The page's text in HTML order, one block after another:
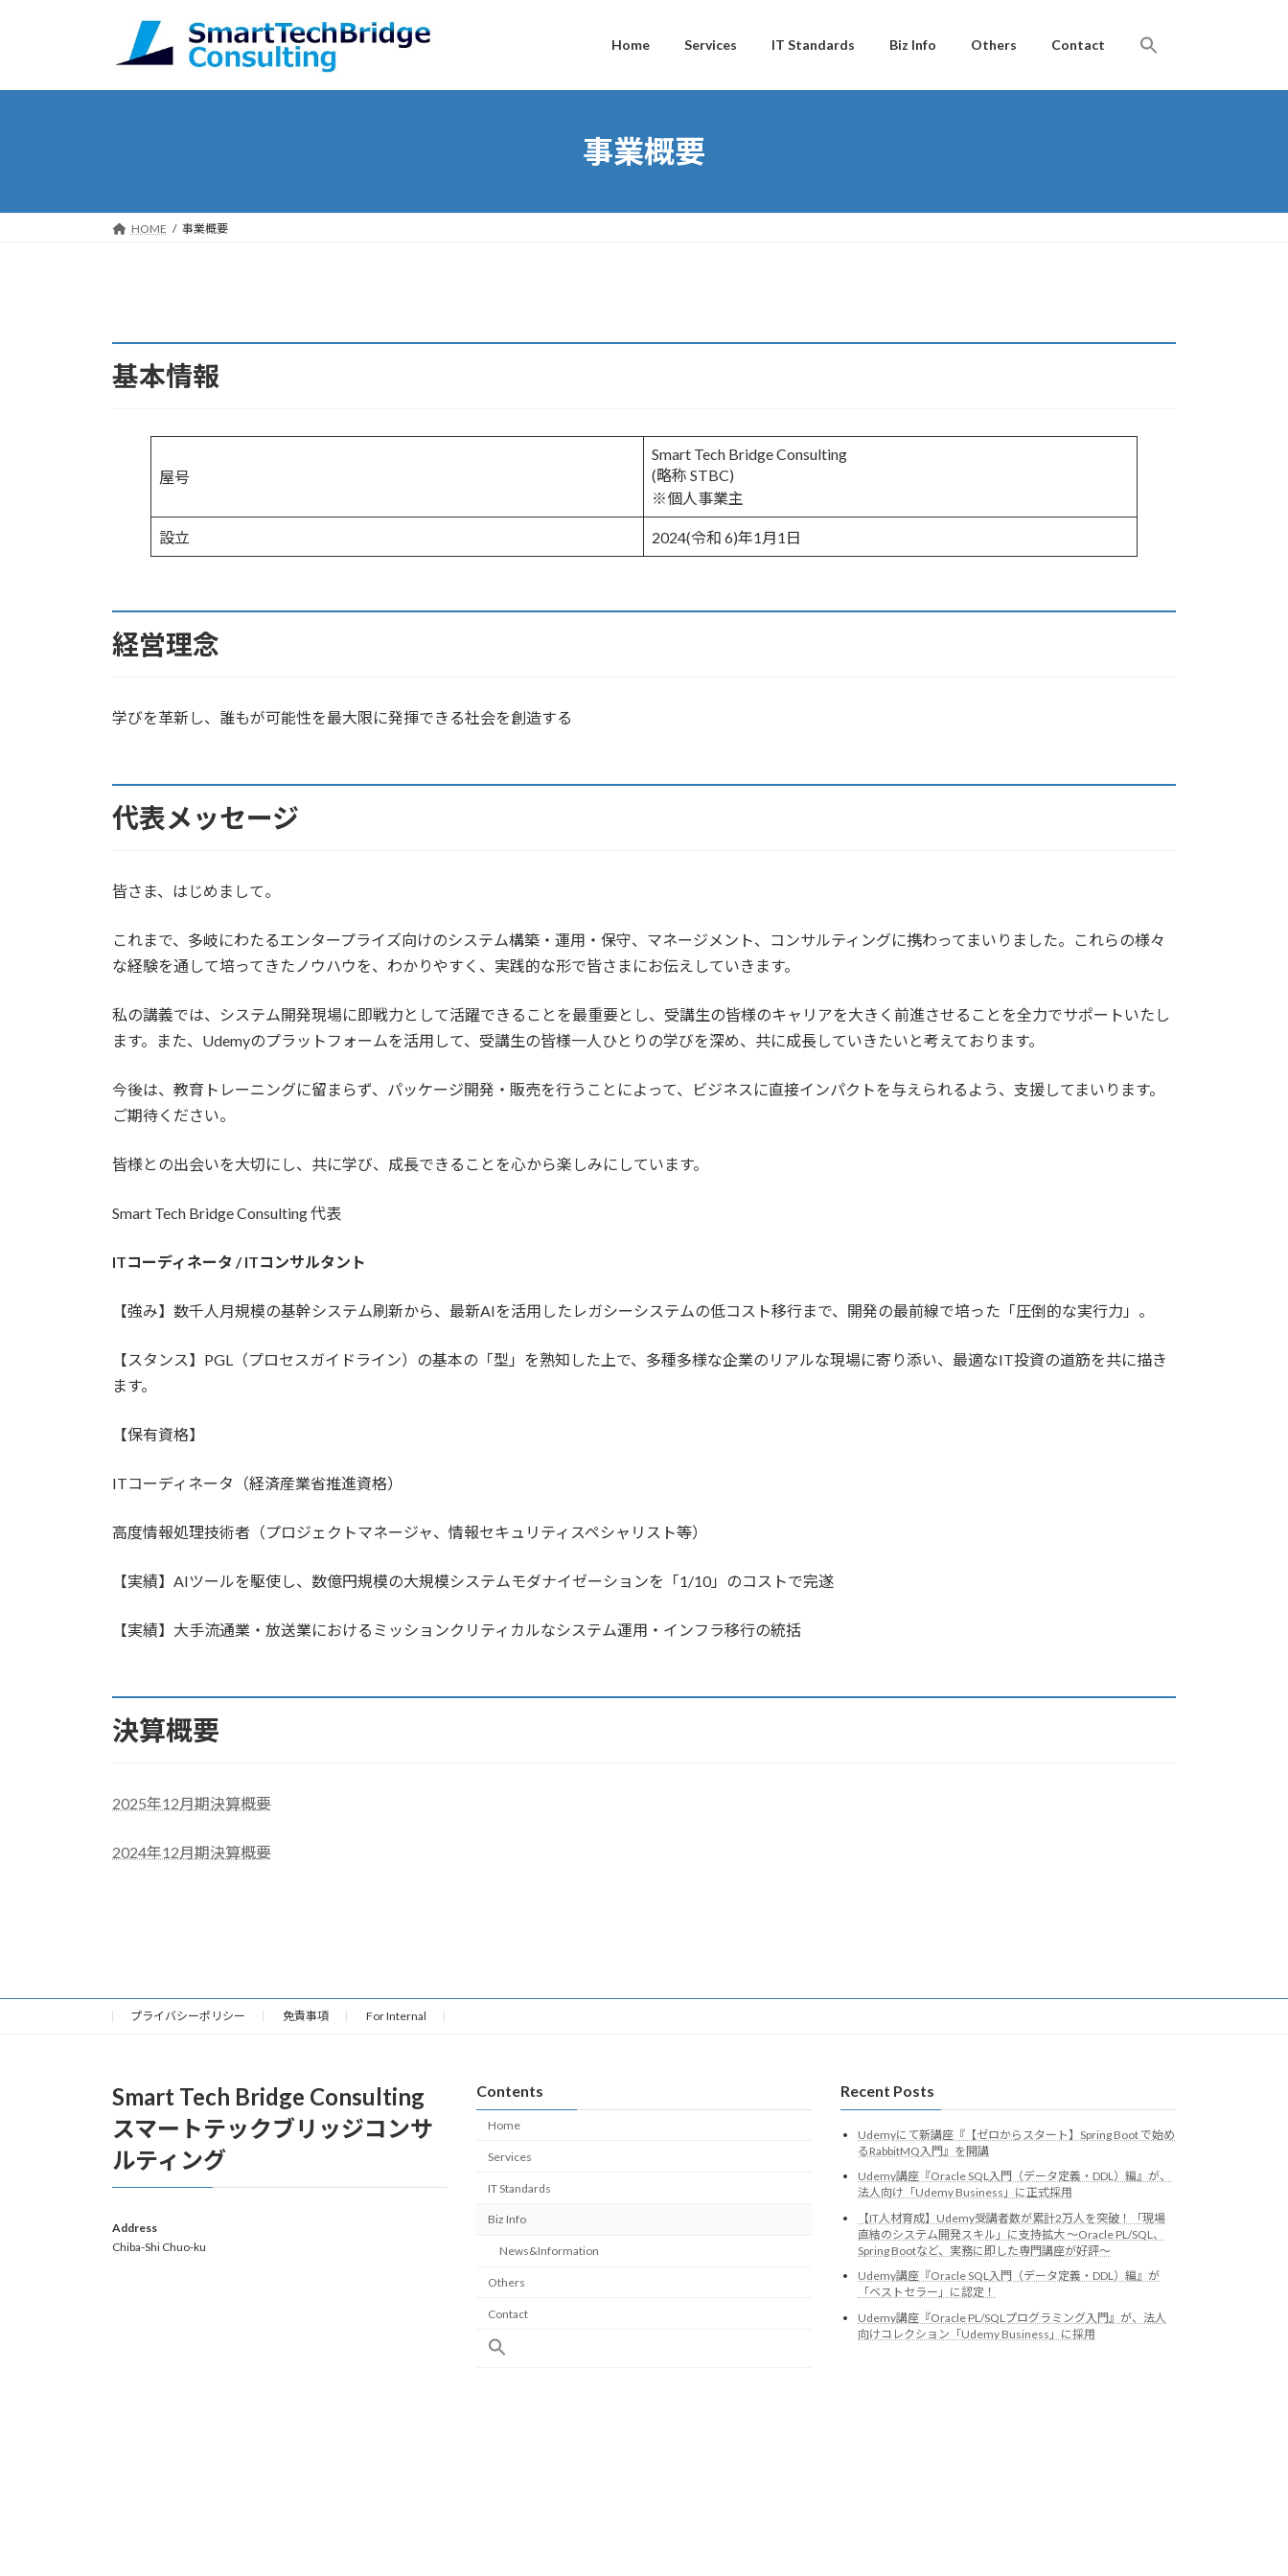
プ
動
Home Services IT Standards Biz Info Others Contact
事業概要
HOME 事業概要
基本情報
屋号
Smart Tech Bridge Consulting
(略称 STBC)
※個人事業主
設立 2024(令和 6)年1月1日
経営理念
学びを革新し、誰もが可能性を最大限に発揮できる社会を創造する
代表メッセージ
皆さま、はじめまして。
これまで、多岐にわたるエンタープライズ向けのシステム構築・運用・保守、マネージメント、コンサルティングに携わってまいりました。これらの様々
な経験を通して培ってきたノウハウを、わかりやすく、実践的な形で皆さまにお伝えしていきます。
私の講義では、システム開発現場に即戦力として活躍できることを最重要とし、受講生の皆様のキャリアを大きく前進させることを全力でサポートいたし
ます。また、Udemyのプラットフォームを活用して、受講生の皆様一人ひとりの学びを深め、共に成長していきたいと考えております。
今後は、教育トレーニングに留まらず、パッケージ開発・販売を行うことによって、ビジネスに直接インパクトを与えられるよう、支援してまいります。
ご期待ください。
皆様との出会いを大切にし、共に学び、成長できることを心から楽しみにしています。
Smart Tech Bridge Consulting 代表
ITコーディネータ / ITコンサルタント
【強み】数千人月規模の基幹システム刷新から、最新AIを活用したレガシーシステムの低コスト移行まで、開発の最前線で培った「圧倒的な実行力」。
【スタンス】PGL（プロセスガイドライン）の基本の「型」を熟知した上で、多種多様な企業のリアルな現場に寄り添い、最適なIT投資の道筋を共に描き
ます。
【保有資格】
ITコーディネータ（経済産業省推進資格）
高度情報処理技術者（プロジェクトマネージャ、情報セキュリティスペシャリスト等）
【実績】AIツールを駆使し、数億円規模の大規模システムモダナイゼーションを「1/10」のコストで完遂
【実績】大手流通業・放送業におけるミッションクリティカルなシステム運用・インフラ移行の統括
決算概要
2025年12月期決算概要
2024年12月期決算概要
プライバシーポリシー 免責事項 For Internal
Smart Tech Bridge Consulting
スマートテックブリッジコンサ
ルティング
Address
Chiba-Shi Chuo-ku
Contents
Home
Services
IT Standards
Biz Info
News&Information
Others
Contact
Recent Posts
Udemyにて新講座『【ゼロからスタート】Spring Boot で始め
るRabbitMQ入門』を開講
Udemy講座『Oracle SQL入門（データ定義・DDL）編』が、
法人向け「Udemy Business」に正式採用
【IT人材育成】Udemy受講者数が累計2万人を突破！「現場
直結のシステム開発スキル」に支持拡大 ～Oracle PL/SQL、
Spring Bootなど、実務に即した専門講座が好評～
Udemy講座『Oracle SQL入門（データ定義・DDL）編』が
「ベストセラー」に認定！
Udemy講座『Oracle PL/SQLプログラミング入門』が、法人
向けコレクション「Udemy Business」に採用